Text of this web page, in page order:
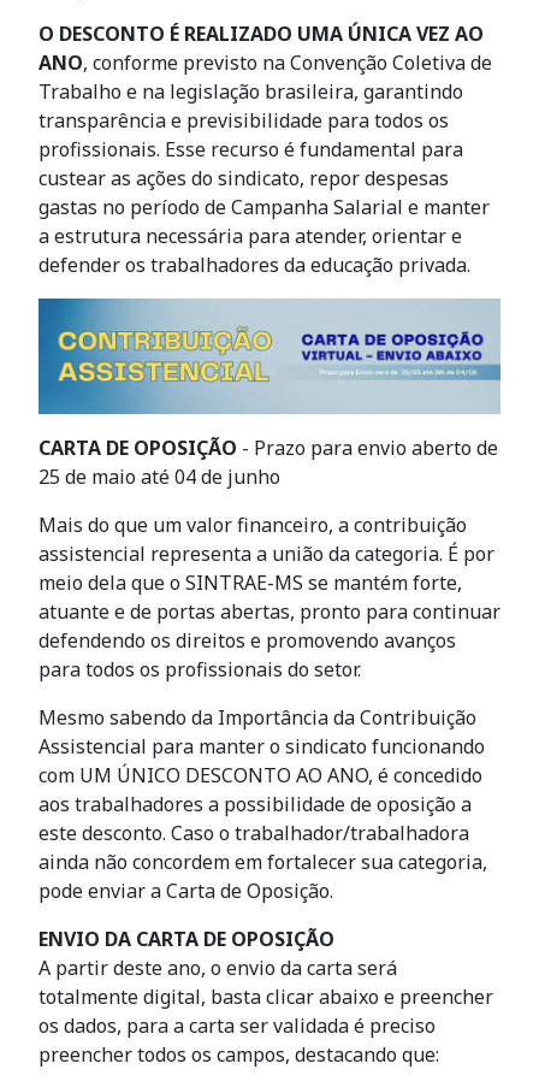
O DESCONTO É REALIZADO UMA ÚNICA VEZ AO
ANO, conforme previsto na Convenção Coletiva de
Trabalho e na legislação brasileira, garantindo
transparência e previsibilidade para todos os
profissionais. Esse recurso é fundamental para
custear as ações do sindicato, repor despesas
gastas no período de Campanha Salarial e manter
a estrutura necessária para atender, orientar e
defender os trabalhadores da educação privada.
CARTA DE OPOSIÇÃO - Prazo para envio aberto de
25 de maio até 04 de junho
Mais do que um valor financeiro, a contribuição
assistencial representa a união da categoria. É por
meio dela que o SINTRAE-MS se mantém forte,
atuante e de portas abertas, pronto para continuar
defendendo os direitos e promovendo avanços
para todos os profissionais do setor.
Mesmo sabendo da Importância da Contribuição
Assistencial para manter o sindicato funcionando
com UM ÚNICO DESCONTO AO ANO, é concedido
aos trabalhadores a possibilidade de oposição a
este desconto. Caso o trabalhador/trabalhadora
ainda não concordem em fortalecer sua categoria,
pode enviar a Carta de Oposição.
ENVIO DA CARTA DE OPOSIÇÃO
A partir deste ano, o envio da carta será
totalmente digital, basta clicar abaixo e preencher
os dados, para a carta ser validada é preciso
preencher todos os campos, destacando que: